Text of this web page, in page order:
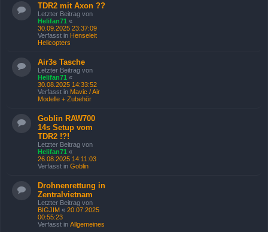
TDR2 mit Axon ??
Letzter Beitrag von
Helifan71 «
30.09.2025 23:37:09
Verfasst in Henseleit
Helicopters
Air3s Tasche
Letzter Beitrag von
Helifan71 «
30.08.2025 14:33:52
Verfasst in Mavic / Air
Modelle + Zubehör
Goblin RAW700
14s Setup vom
TDR2 !?!
Letzter Beitrag von
Helifan71 «
26.08.2025 14:11:03
Verfasst in Goblin
Drohnenrettung in
Zentralvietnam
Letzter Beitrag von
BIGJIM « 20.07.2025
00:55:23
Verfasst in Allgemeines